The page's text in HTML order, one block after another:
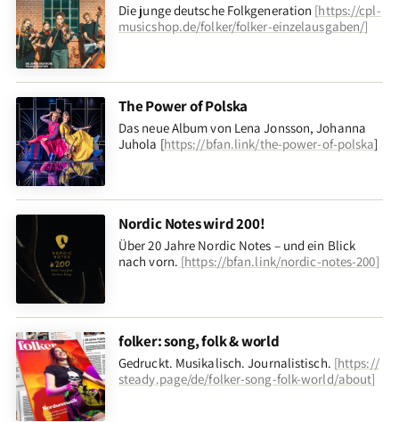
Die junge deutsche Folkgeneration [https://cpl-
musicshop.de/folker/folker-einzelausgaben/]
The Power of Polska
Das neue Album von Lena Jonsson, Johanna
Juhola [https://bfan.link/the-power-of-polska]
Nordic Notes wird 200!
Über 20 Jahre Nordic Notes – und ein Blick
nach vorn. [https://bfan.link/nordic-notes-200]
folker: song, folk & world
Gedruckt. Musikalisch. Journalistisch. [https://
steady.page/de/folker-song-folk-world/about]